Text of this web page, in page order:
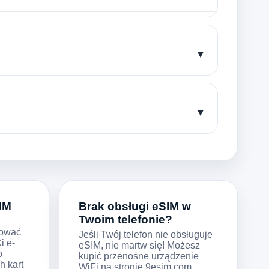
▼
▼
e-
kart
Brak obsługi eSIM w
Twoim telefonie?
Jeśli Twój telefon nie obsługuje
eSIM, nie martw się! Możesz
kupić przenośne urządzenie
WiFi na stronie 9esim.com,